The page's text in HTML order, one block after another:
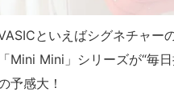
といえばシグネチャー
「Mini Mini」シリーズが“毎
予感大！